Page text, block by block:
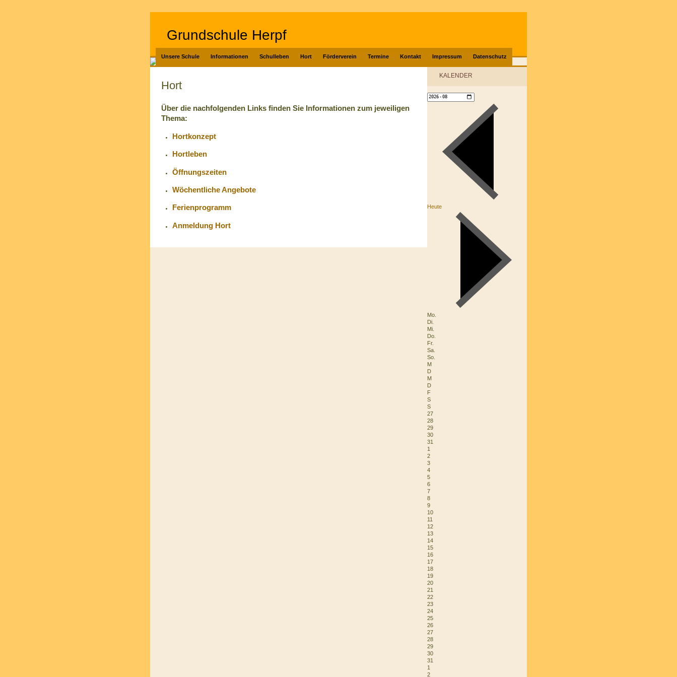
Grundschule Herpf
Unsere Schule Informationen Schulleben Hort Förderverein Termine Kontakt Impressum Datenschutz
Hort
Über die nachfolgenden Links finden Sie Informationen zum jeweiligen
Thema:
Hortkonzept
Hortleben
Öffnungszeiten
Wöchentliche Angebote
Ferienprogramm
Anmeldung Hort
KALENDER
Heute
Mo.
Di.
Mi.
Do.
Fr.
Sa.
So.
M
D
M
D
F
S
S
27
28
29
30
31
1
2
3
4
5
6
7
8
9
10
11
12
13
14
15
16
17
18
19
20
21
22
23
24
25
26
27
28
29
30
31
1
2